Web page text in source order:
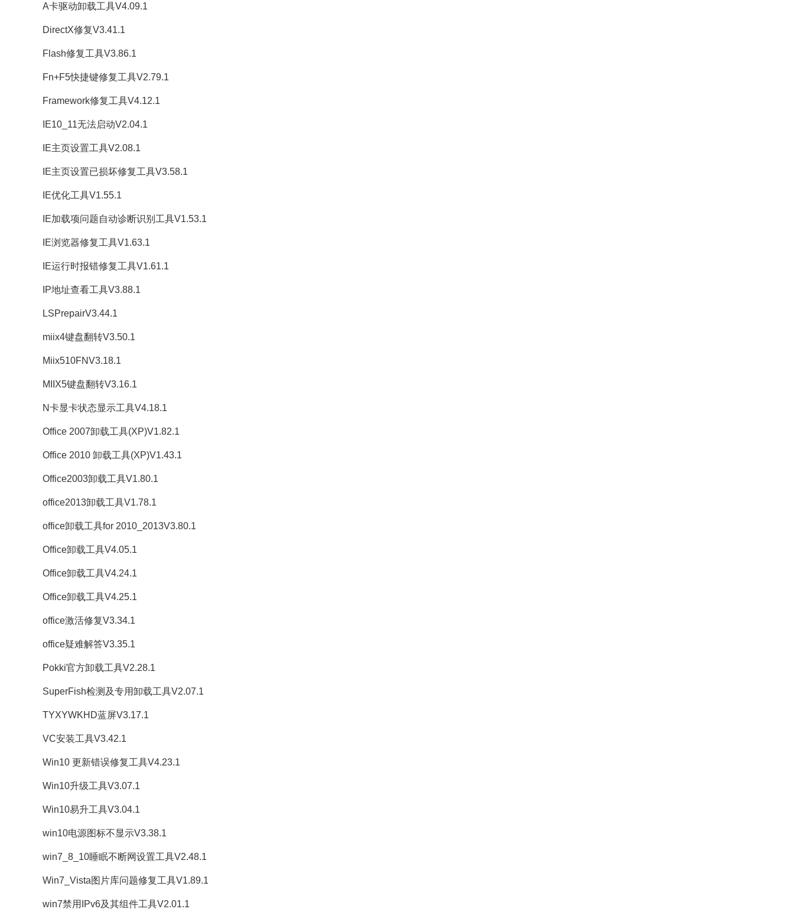
A卡驱动卸载工具V4.09.1
DirectX修复V3.41.1
Flash修复工具V3.86.1
Fn+F5快捷键修复工具V2.79.1
Framework修复工具V4.12.1
IE10_11无法启动V2.04.1
IE主页设置工具V2.08.1
IE主页设置已损坏修复工具V3.58.1
IE优化工具V1.55.1
IE加载项问题自动诊断识别工具V1.53.1
IE浏览器修复工具V1.63.1
IE运行时报错修复工具V1.61.1
IP地址查看工具V3.88.1
LSPrepairV3.44.1
miix4键盘翻转V3.50.1
Miix510FNV3.18.1
MIIX5键盘翻转V3.16.1
N卡显卡状态显示工具V4.18.1
Office 2007卸载工具(XP)V1.82.1
Office 2010 卸载工具(XP)V1.43.1
Office2003卸载工具V1.80.1
office2013卸载工具V1.78.1
office卸载工具for 2010_2013V3.80.1
Office卸载工具V4.05.1
Office卸载工具V4.24.1
Office卸载工具V4.25.1
office激活修复V3.34.1
office疑难解答V3.35.1
Pokki官方卸载工具V2.28.1
SuperFish检测及专用卸载工具V2.07.1
TYXYWKHD蓝屏V3.17.1
VC安装工具V3.42.1
Win10 更新错误修复工具V4.23.1
Win10升级工具V3.07.1
Win10易升工具V3.04.1
win10电源图标不显示V3.38.1
win7_8_10睡眠不断网设置工具V2.48.1
Win7_Vista图片库问题修复工具V1.89.1
win7禁用IPv6及其组件工具V2.01.1